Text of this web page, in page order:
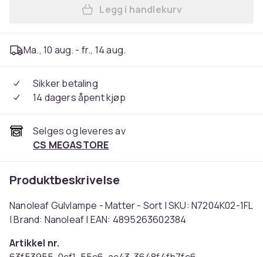
Legg Nanoleaf Gulvlampe
Legg i handlekurv
Ma., 10 aug. - fr., 14 aug.
Sikker betaling
14 dagers åpent kjøp
Selges og leveres av
CS MEGASTORE
Produktbeskrivelse
Nanoleaf Gulvlampe - Matter - Sort | SKU: N7204K02-1FL
| Brand: Nanoleaf | EAN: 4895263602384
Artikkel nr.